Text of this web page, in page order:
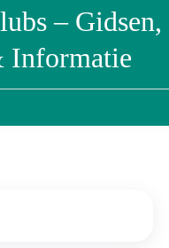
– Gidsen,
Informatie